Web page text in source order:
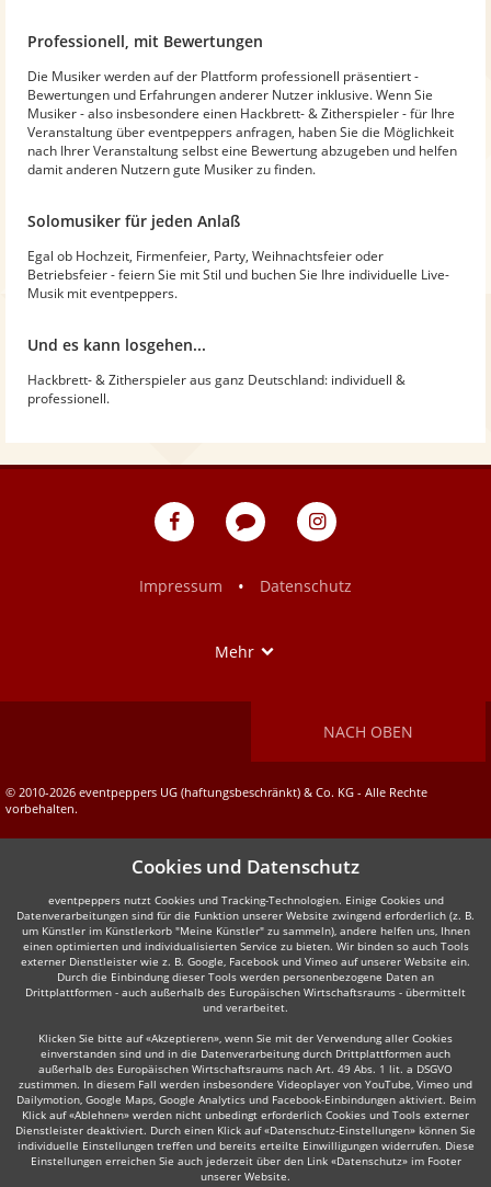
Professionell, mit Bewertungen
Die Musiker werden auf der Plattform professionell präsentiert -
Bewertungen und Erfahrungen anderer Nutzer inklusive. Wenn Sie
Musiker - also insbesondere einen Hackbrett- & Zitherspieler - für Ihre
Veranstaltung über eventpeppers anfragen, haben Sie die Möglichkeit
nach Ihrer Veranstaltung selbst eine Bewertung abzugeben und helfen
damit anderen Nutzern gute Musiker zu finden.
Solomusiker für jeden Anlaß
Egal ob Hochzeit, Firmenfeier, Party, Weihnachtsfeier oder
Betriebsfeier - feiern Sie mit Stil und buchen Sie Ihre individuelle Live-
Musik mit eventpeppers.
Und es kann losgehen...
Hackbrett- & Zitherspieler aus ganz Deutschland: individuell &
professionell.
eventpeppers
Blog
eventpeppers
Impressum
• Datenschutz
Mehr
NACH OBEN
© 2010-2026 eventpeppers UG (haftungsbeschränkt) & Co. KG - Alle Rechte
vorbehalten.
Cookies und Datenschutz
eventpeppers nutzt Cookies und Tracking-Technologien. Einige Cookies und
Datenverarbeitungen sind für die Funktion unserer Website zwingend erforderlich (z. B.
um Künstler im Künstlerkorb "Meine Künstler" zu sammeln), andere helfen uns, Ihnen
einen optimierten und individualisierten Service zu bieten. Wir binden so auch Tools
externer Dienstleister wie z. B. Google, Facebook und Vimeo auf unserer Website ein.
Durch die Einbindung dieser Tools werden personenbezogene Daten an
Drittplattformen - auch außerhalb des Europäischen Wirtschaftsraums - übermittelt
und verarbeitet.
Klicken Sie bitte auf «Akzeptieren», wenn Sie mit der Verwendung aller Cookies
einverstanden sind und in die Datenverarbeitung durch Drittplattformen auch
außerhalb des Europäischen Wirtschaftsraums nach Art. 49 Abs. 1 lit. a DSGVO
zustimmen. In diesem Fall werden insbesondere Videoplayer von YouTube, Vimeo und
Dailymotion, Google Maps, Google Analytics und Facebook-Einbindungen aktiviert. Beim
Klick auf «Ablehnen» werden nicht unbedingt erforderlich Cookies und Tools externer
Dienstleister deaktiviert. Durch einen Klick auf «Datenschutz-Einstellungen» können Sie
individuelle Einstellungen treffen und bereits erteilte Einwilligungen widerrufen. Diese
Einstellungen erreichen Sie auch jederzeit über den Link «Datenschutz» im Footer
unserer Website.